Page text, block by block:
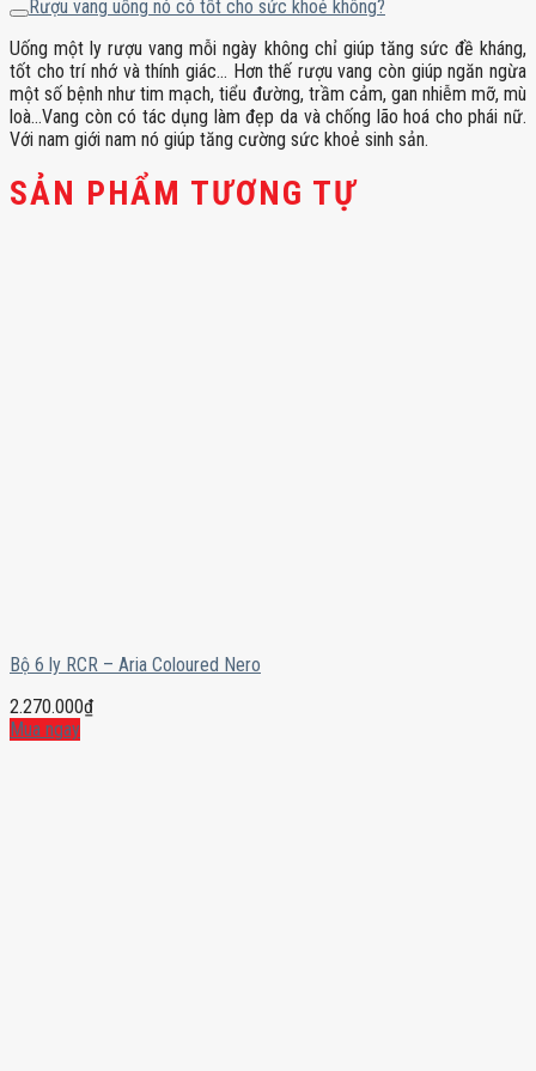
Rượu vang uống nó có tốt cho sức khoẻ không?
Uống một ly rượu vang mỗi ngày không chỉ giúp tăng sức đề kháng,
tốt cho trí nhớ và thính giác… Hơn thế rượu vang còn giúp ngăn ngừa
một số bệnh như tim mạch, tiểu đường, trầm cảm, gan nhiễm mỡ, mù
loà…Vang còn có tác dụng làm đẹp da và chống lão hoá cho phái nữ.
Với nam giới nam nó giúp tăng cường sức khoẻ sinh sản.
SẢN PHẨM TƯƠNG TỰ
Bộ 6 ly RCR – Aria Coloured Nero
2.270.000₫
Mua ngay